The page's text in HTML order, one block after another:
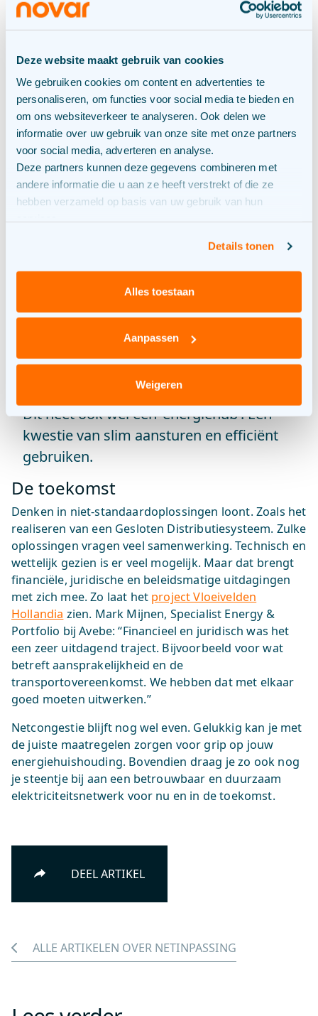
Deze website maakt gebruik van cookies
We gebruiken cookies om content en advertenties te
personaliseren, om functies voor social media te bieden en
om ons websiteverkeer te analyseren. Ook delen we
informatie over uw gebruik van onze site met onze partners
voor social media, adverteren en analyse.
Deze partners kunnen deze gegevens combineren met
andere informatie die u aan ze heeft verstrekt of die ze
hebben verzameld op basis van uw gebruik van hun
Details tonen
Alles toestaan
Aanpassen
Weigeren
congestie.
Deel je netaansluiting:Met ‘cable
pooling’ kan je opwek van verschillende
energiebronnen combineren op één
netaansluiting. Bijvoorbeeld zonnepanelen
en een windturbine. Zo benut je de
beschikbare netcapaciteit optimaal.
Bovendien scheelt het aansluitkosten én
netbeheerderskosten.
Lever elektriciteit direct aan een grote
afnemer: Met een directe lijn lever je real
time opgewekte elektriciteit aan een
algemene elektriciteitsnet niet te
gebruiken. En kan jij je energie dus kwijt.
Werk samen met andere bedrijven:
een groepscontract je met meerdere
bedrijven een gezamenlijk
contractvermogen af met de netbeheerder.
Dit heet ook wel een ‘energiehub’. Een
kwestie van slim aansturen en efficiënt
gebruiken.
De toekomst
Denken in niet-standaardoplossingen loont. Zoals het
realiseren van een Gesloten Distributiesysteem. Zulke
oplossingen vragen veel samenwerking. Technisch en
wettelijk gezien is er veel mogelijk. Maar dat brengt
financiële, juridische en beleidsmatige uitdagingen
met zich mee. Zo laat het project Vloeivelden
Hollandia zien. Mark Mijnen, Specialist Energy &
Portfolio bij Avebe: “Financieel en juridisch was het
een zeer uitdagend traject. Bijvoorbeeld voor wat
betreft aansprakelijkheid en de
transportovereenkomst. We hebben dat met elkaar
goed moeten uitwerken.”
Netcongestie blijft nog wel even. Gelukkig kan je met
de juiste maatregelen zorgen voor grip op jouw
energiehuishouding. Bovendien draag je zo ook nog
je steentje bij aan een betrouwbaar en duurzaam
elektriciteitsnetwerk voor nu en in de toekomst.
DEEL ARTIKEL
ALLE ARTIKELEN OVER NETINPASSING